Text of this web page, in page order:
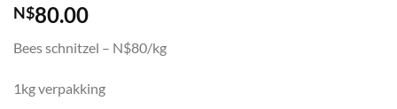
N$80.00
Bees schnitzel – N$80/kg
1kg verpakking